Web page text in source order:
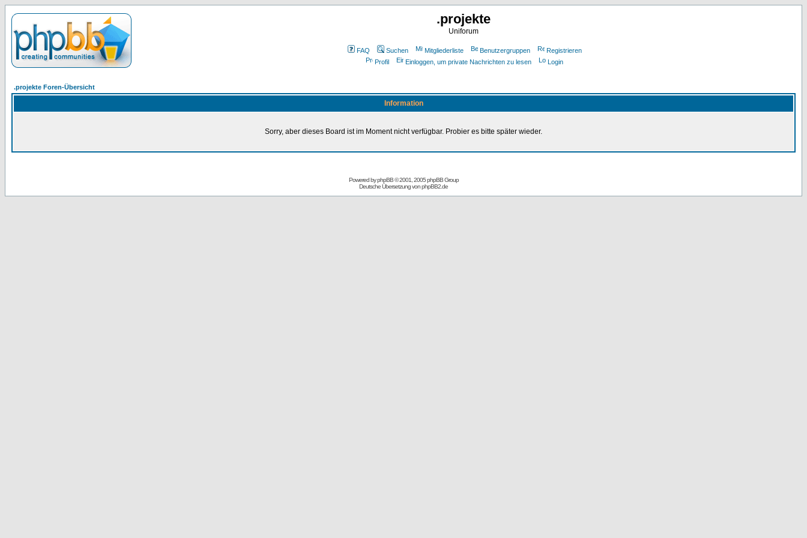
.projekte
Uniforum
FAQ Suchen Mitgliederliste Benutzergruppen
Registrieren
Profil
Einloggen, um private Nachrichten zu lesen Login
.projekte Foren-Übersicht
Information
Sorry, aber dieses Board ist im Moment nicht verfügbar. Probier es bitte später wieder.
Powered byphpBB© 2001, 2005 phpBB Group
Deutsche Übersetzung vonphpBB2.de